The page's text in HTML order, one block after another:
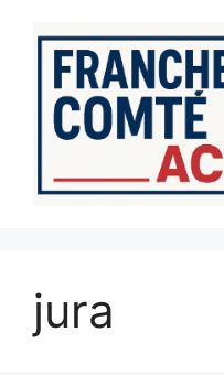
contenu
jura